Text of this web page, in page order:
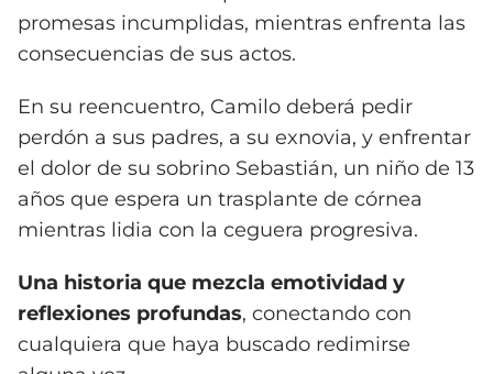
promesas incumplidas, mientras enfrenta las
consecuencias de sus actos.
En su reencuentro, Camilo deberá pedir
perdón a sus padres, a su exnovia, y enfrentar
el dolor de su sobrino Sebastián, un niño de 13
años que espera un trasplante de córnea
mientras lidia con la ceguera progresiva.
Una historia que mezcla emotividad y
reflexiones profundas, conectando con
cualquiera que haya buscado redimirse